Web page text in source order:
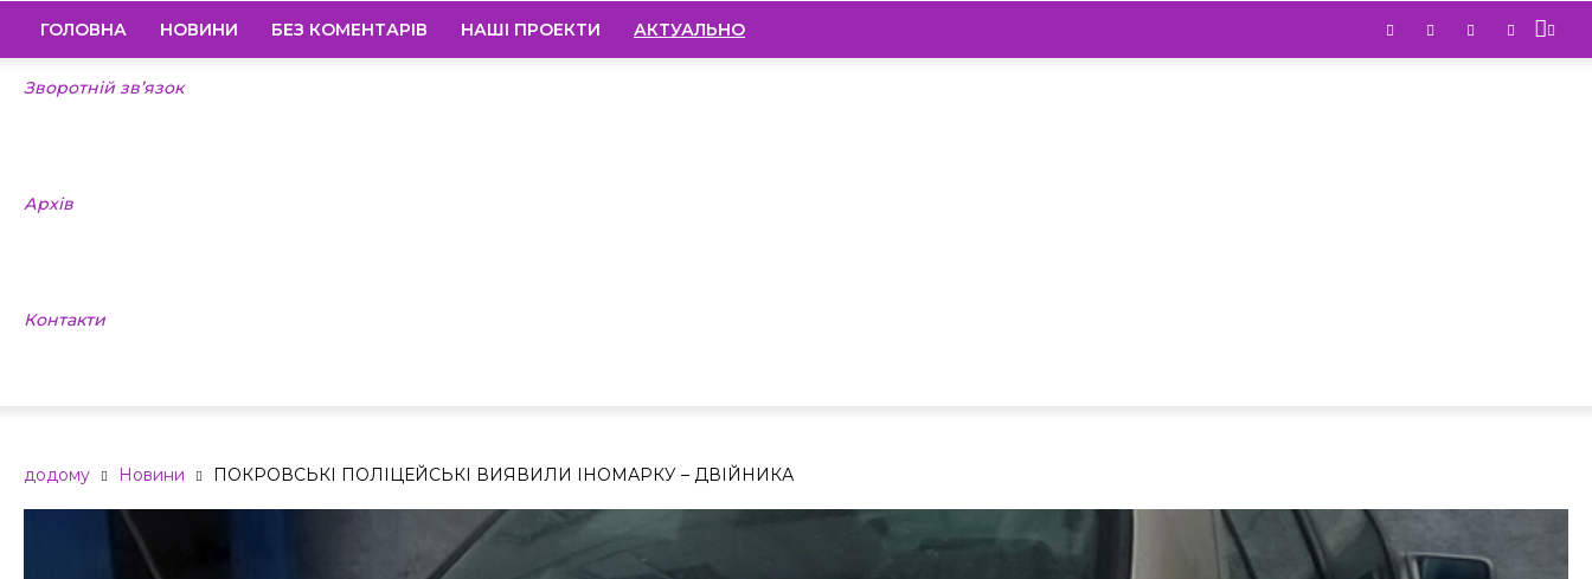
ГОЛОВНА НОВИНИ БЕЗ КОМЕНТАРІВ НАШІ ПРОЕКТИ АКТУАЛЬНО
Зворотній зв’язок
Архів
Контакти
додому Новини ПОКРОВСЬКІ ПОЛІЦЕЙСЬКІ ВИЯВИЛИ ІНОМАРКУ – ДВІЙНИКА